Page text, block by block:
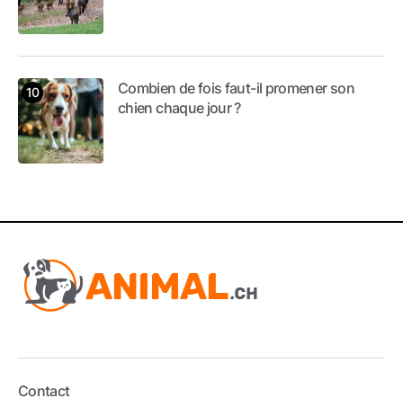
Combien de fois faut-il promener son
chien chaque jour ?
Contact